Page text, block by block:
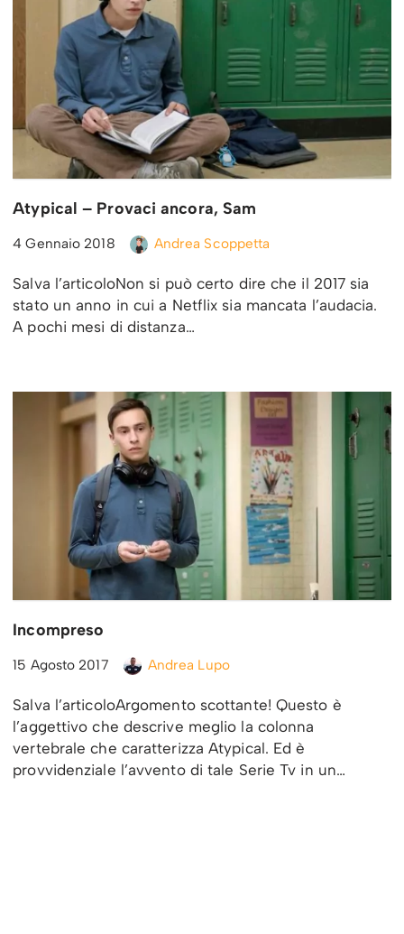
Atypical – Provaci ancora, Sam
4 Gennaio 2018 Andrea Scoppetta
Salva l’articoloNon si può certo dire che il 2017 sia
stato un anno in cui a Netflix sia mancata l’audacia.
A pochi mesi di distanza…
Incompreso
15 Agosto 2017 Andrea Lupo
Salva l’articoloArgomento scottante! Questo è
l’aggettivo che descrive meglio la colonna
vertebrale che caratterizza Atypical. Ed è
provvidenziale l’avvento di tale Serie Tv in un…